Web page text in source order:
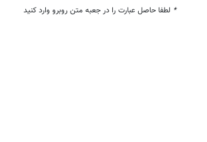
* لطفا حاصل عبارت را در جعبه متن روبرو وارد کنید